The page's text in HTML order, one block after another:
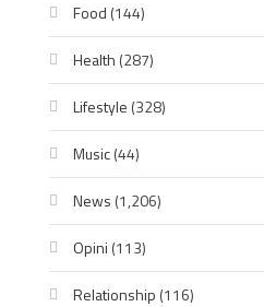
Food (144)
Health (287)
Lifestyle (328)
Music(44)
News (1,206)
Opini (113)
Relationship (116)